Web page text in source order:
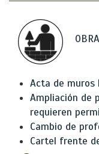
Acta de muros
Ampliación de
requieren
Cambio de
Cartel frente